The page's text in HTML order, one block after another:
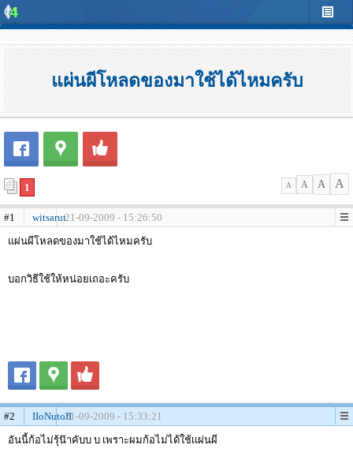
แผ่นผีโหลดของมาใช้ได้ไหมครับ
1 A A A A
#1 witsarut21-09-2009 - 15:26:50
แผ่นผีโหลดของมาใช้ได้ไหมครับ
บอกวิธีใช้ให้หน่อยเถอะครับ
#2 IIoNutoII21-09-2009 - 15:33:21
อันนี้ก้อไม่รุ้น๊าคับบ บ เพราะผมก้อไม่ได้ใช้เเผ่นผี